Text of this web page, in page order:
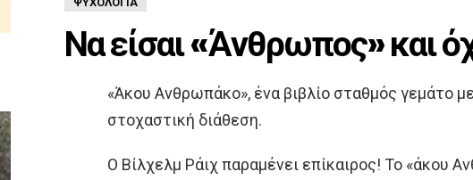
Να είσαι «Άνθρωπος» και
«Άκου Ανθρωπάκο», ένα βιβλίο σταθμός γεμάτο
στοχαστική διάθεση.
Ο Βίλχελμ Ράιχ παραμένει επίκαιρος! Το «άκου